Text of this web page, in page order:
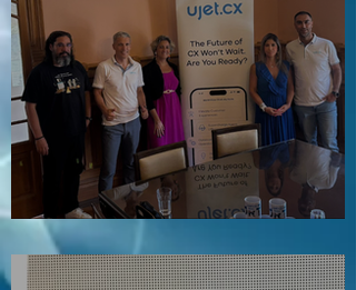
Visita ao Associado UJET CX